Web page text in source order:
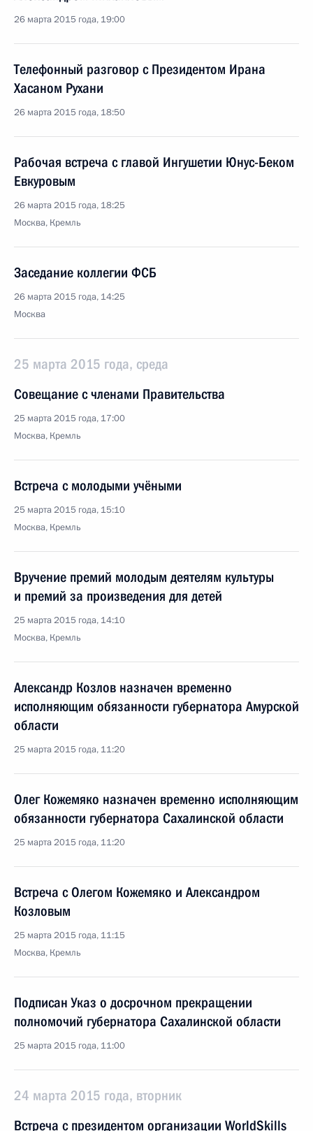
26 марта 2015 года, 19:00
Телефонный разговор с Президентом Ирана
Хасаном Рухани
26 марта 2015 года, 18:50
Рабочая встреча с главой Ингушетии Юнус-Беком
Евкуровым
26 марта 2015 года, 18:25
Москва, Кремль
Заседание коллегии ФСБ
26 марта 2015 года, 14:25
Москва
25 марта 2015 года, среда
Совещание с членами Правительства
25 марта 2015 года, 17:00
Москва, Кремль
Встреча с молодыми учёными
25 марта 2015 года, 15:10
Москва, Кремль
Вручение премий молодым деятелям культуры
и премий за произведения для детей
25 марта 2015 года, 14:10
Москва, Кремль
Александр Козлов назначен временно
исполняющим обязанности губернатора Амурской
области
25 марта 2015 года, 11:20
Олег Кожемяко назначен временно исполняющим
обязанности губернатора Сахалинской области
25 марта 2015 года, 11:20
Встреча с Олегом Кожемяко и Александром
Козловым
25 марта 2015 года, 11:15
Москва, Кремль
Подписан Указ о досрочном прекращении
полномочий губернатора Сахалинской области
25 марта 2015 года, 11:00
24 марта 2015 года, вторник
Встреча с президентом организации WorldSkills